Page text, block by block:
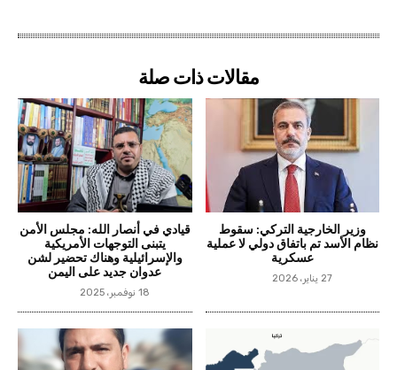
مقالات ذات صلة
وزير الخارجية التركي: سقوط
نظام الأسد تم باتفاق دولي لا عملية
عسكرية
27 يناير، 2026
قيادي في أنصار الله: مجلس الأمن
يتبنى التوجهات الأمريكية
والإسرائيلية وهناك تحضير لشن
عدوان جديد على اليمن
18 نوفمبر، 2025